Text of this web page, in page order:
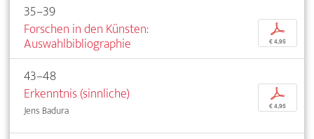
35–39
Forschen in den Künsten:
Auswahlbibliographie
p
€ 4,95
43–48
Erkenntnis (sinnliche)
Jens Badura
p
€ 4,95